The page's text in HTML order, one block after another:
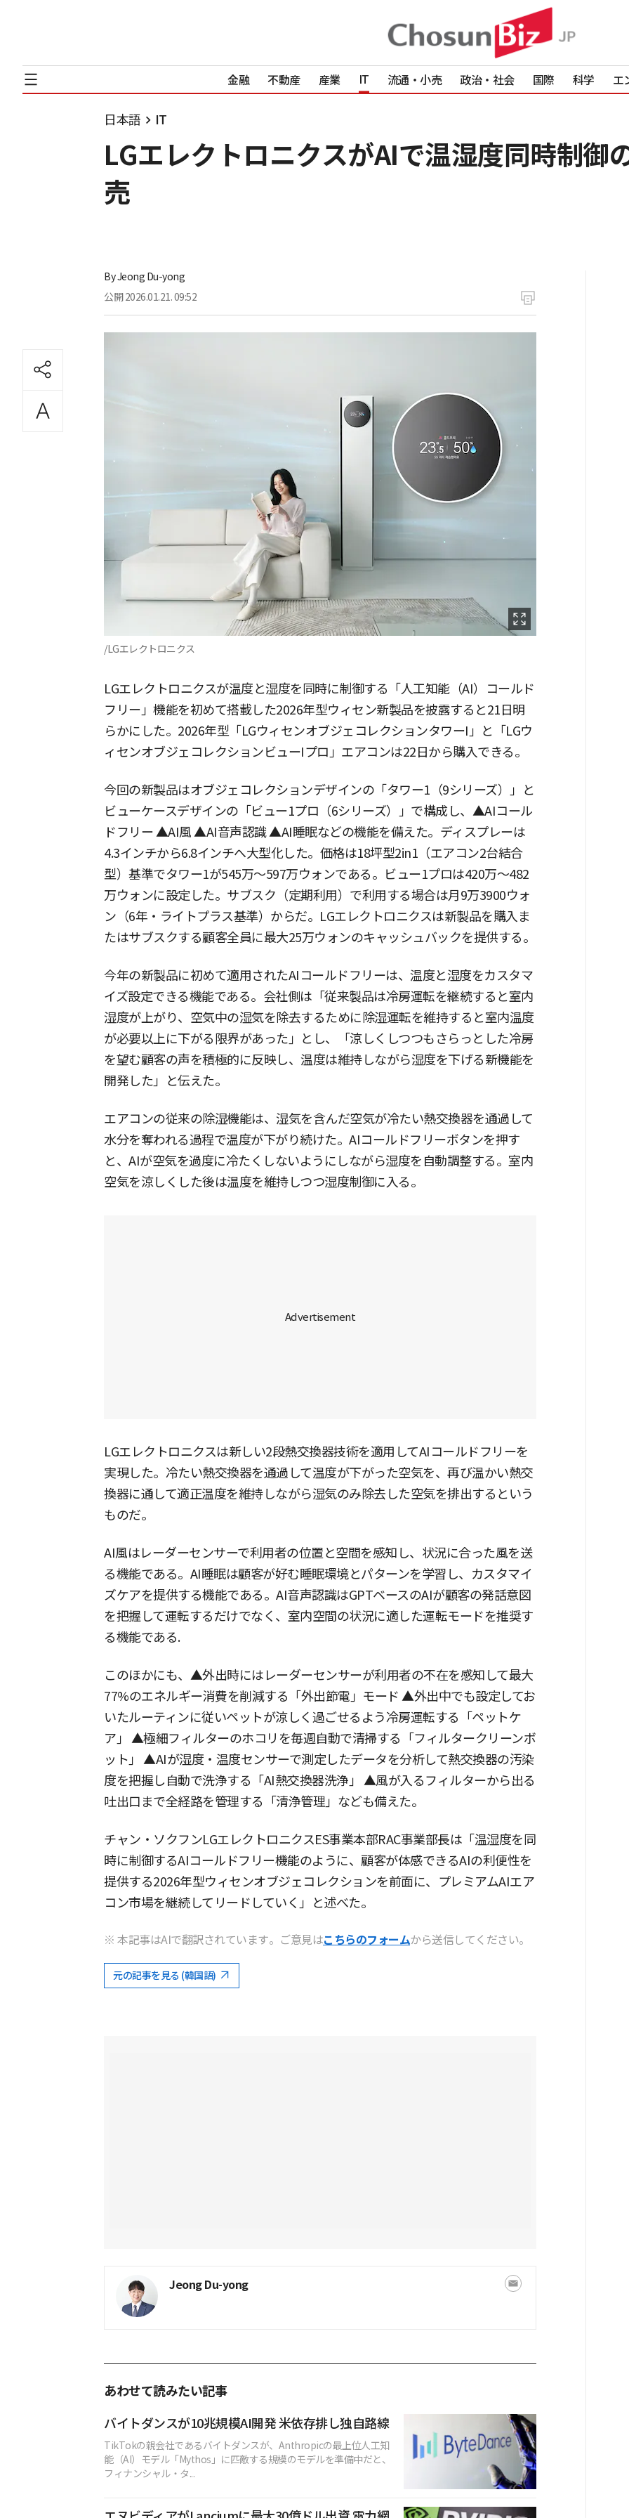
金融 不動産 産業 IT 流通・小売 政治・社会 国際 科学 エ
日本語 IT
LGエレクトロニクスがAIで温湿度同時制御
売
ByJeong Du-yong
公開 2026.01.21. 09:52
/LGエレクトロニクス
LGエレクトロニクスが温度と湿度を同時に制御する「人工知能（AI）コールド
フリー」機能を初めて搭載した2026年型ウィセン新製品を披露すると21日明
らかにした。2026年型「LGウィセンオブジェコレクションタワーI」と「LGウ
ィセンオブジェコレクションビューIプロ」エアコンは22日から購入できる。
今回の新製品はオブジェコレクションデザインの「タワー1（9シリーズ）」と
ビューケースデザインの「ビュー1プロ（6シリーズ）」で構成し、▲AIコール
ドフリー ▲AI風 ▲AI音声認識 ▲AI睡眠などの機能を備えた。ディスプレーは
4.3インチから6.8インチへ大型化した。価格は18坪型2in1（エアコン2台結合
型）基準でタワー1が545万～597万ウォンである。ビュー1プロは420万～482
万ウォンに設定した。サブスク（定期利用）で利用する場合は月9万3900ウォ
ン（6年・ライトプラス基準）からだ。LGエレクトロニクスは新製品を購入ま
たはサブスクする顧客全員に最大25万ウォンのキャッシュバックを提供する。
今年の新製品に初めて適用されたAIコールドフリーは、温度と湿度をカスタマ
イズ設定できる機能である。会社側は「従来製品は冷房運転を継続すると室内
湿度が上がり、空気中の湿気を除去するために除湿運転を維持すると室内温度
が必要以上に下がる限界があった」とし、「涼しくしつつもさらっとした冷房
を望む顧客の声を積極的に反映し、温度は維持しながら湿度を下げる新機能を
開発した」と伝えた。
エアコンの従来の除湿機能は、湿気を含んだ空気が冷たい熱交換器を通過して
水分を奪われる過程で温度が下がり続けた。AIコールドフリーボタンを押す
と、AIが空気を過度に冷たくしないようにしながら湿度を自動調整する。室内
空気を涼しくした後は温度を維持しつつ湿度制御に入る。
LGエレクトロニクスは新しい2段熱交換器技術を適用してAIコールドフリーを
実現した。冷たい熱交換器を通過して温度が下がった空気を、再び温かい熱交
換器に通して適正温度を維持しながら湿気のみ除去した空気を排出するという
ものだ。
AI風はレーダーセンサーで利用者の位置と空間を感知し、状況に合った風を送
る機能である。AI睡眠は顧客が好む睡眠環境とパターンを学習し、カスタマイ
ズケアを提供する機能である。AI音声認識はGPTベースのAIが顧客の発話意図
を把握して運転するだけでなく、室内空間の状況に適した運転モードを推奨す
る機能である.
このほかにも、▲外出時にはレーダーセンサーが利用者の不在を感知して最大
77%のエネルギー消費を削減する「外出節電」モード ▲外出中でも設定してお
いたルーティンに従いペットが涼しく過ごせるよう冷房運転する「ペットケ
ア」 ▲極細フィルターのホコリを毎週自動で清掃する「フィルタークリーンボ
ット」 ▲AIが湿度・温度センサーで測定したデータを分析して熱交換器の汚染
度を把握し自動で洗浄する「AI熱交換器洗浄」 ▲風が入るフィルターから出る
吐出口まで全経路を管理する「清浄管理」なども備えた。
チャン・ソクフンLGエレクトロニクスES事業本部RAC事業部長は「温湿度を同
時に制御するAIコールドフリー機能のように、顧客が体感できるAIの利便性を
提供する2026年型ウィセンオブジェコレクションを前面に、プレミアムAIエア
コン市場を継続してリードしていく」と述べた。
※ 本記事はAIで翻訳されています。ご意見はこちらのフォームから送信してください。
元の記事を見る (韓国語)
Jeong Du-yong
あわせて読みたい記事
バイトダンスが10兆規模AI開発 米依存排し独自路線
TikTokの親会社であるバイトダンスが、Anthropicの最上位人工知
能（AI）モデル「Mythos」に匹敵する規模のモデルを準備中だと、
フィナンシャル・タ...